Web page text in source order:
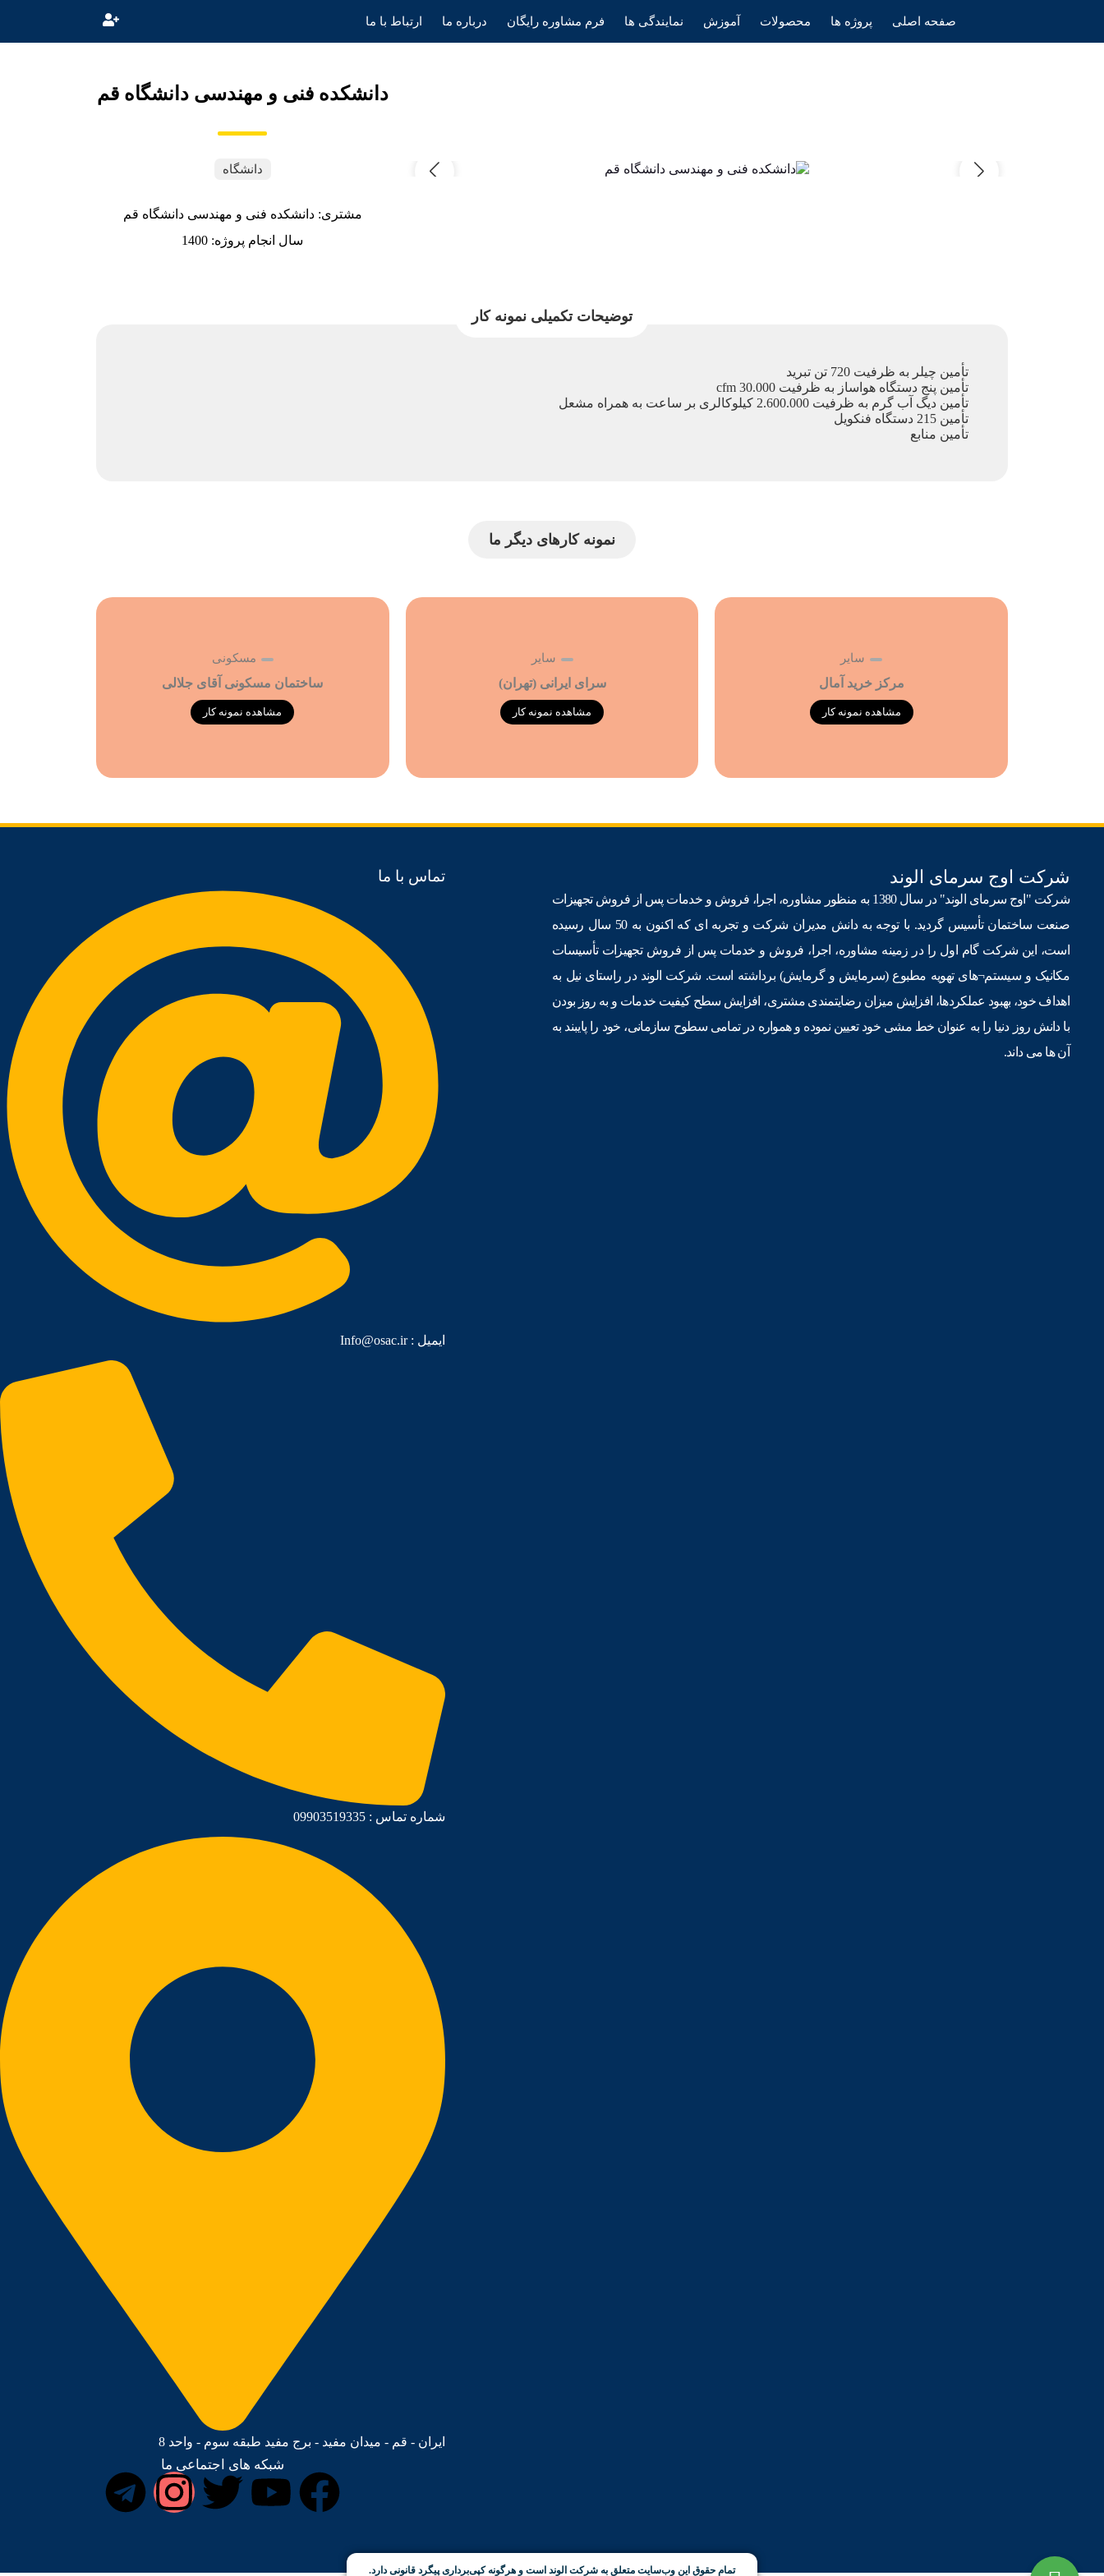
صفحه اصلی پروژه ها محصولات آموزش نمایندگی ها فرم مشاوره رایگان درباره ما ارتباط با ما
دانشکده فنی و مهندسی دانشگاه قم
دانشگاه
مشتری: دانشکده فنی و مهندسی دانشگاه قم
سال انجام پروژه: 1400
توضیحات تکمیلی نمونه کار
ﺗﺄمین چیلر به ظرفیت 720 تن تبرید
ﺗﺄمین پنج دستگاه هواساز به ظرفیت 30.000 cfm
ﺗﺄمین دیگ آب گرم به ظرفیت 2.600.000 کیلوکالری بر ساعت به همراه مشعل
ﺗﺄمین 215 دستگاه فن­کویل
ﺗﺄمین منابع
نمونه کارهای دیگر ما
سایر
مرکز خرید آمال
مشاهده نمونه کار
سایر
سرای ایرانی (تهران)
مشاهده نمونه کار
مسکونی
ساختمان مسکونی آقای جلالی
مشاهده نمونه کار
شرکت اوج سرمای الوند
شرکت "اوج سرمای الوند" در سال 1380 به منظور مشاوره، اجرا، فروش و خدمات پس از فروش تجهیزات
صنعت ساختمان ﺗﺄسیس گردید. با توجه به دانش مدیران شرکت و تجربه ای که اکنون به 50 سال رسیده
است، این شرکت گام اول را در زمینه مشاوره، اجرا، فروش و خدمات پس از فروش تجهیزات ﺗﺄسیسات
مکانیک و سیستم¬های تهویه مطبوع (سرمایش و گرمایش) برداشته است. شرکت الوند در راستای نیل به
اهداف خود، بهبود عملکردها، افزایش میزان رضایتمندی مشتری، افزایش سطح کیفیت خدمات و به روز بودن
با دانش روز دنیا را به عنوان خط مشی خود تعیین نموده و همواره در تمامی سطوح سازمانی، خود را پایبند به
آن ها می داند.
تماس با ما
ایمیل :‌ Info@osac.ir
شماره تماس : 09903519335
ایران - قم - میدان مفید - برج مفید طبقه سوم - واحد 8
شبکه های اجتماعی ما
تمام حقوق این وب‌سایت متعلق به شرکت الوند است و هرگونه کپی‌برداری پیگرد قانونی دارد.